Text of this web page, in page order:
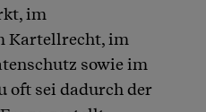
im
Kartellrecht, im
sowie im
oft sei dadurch der